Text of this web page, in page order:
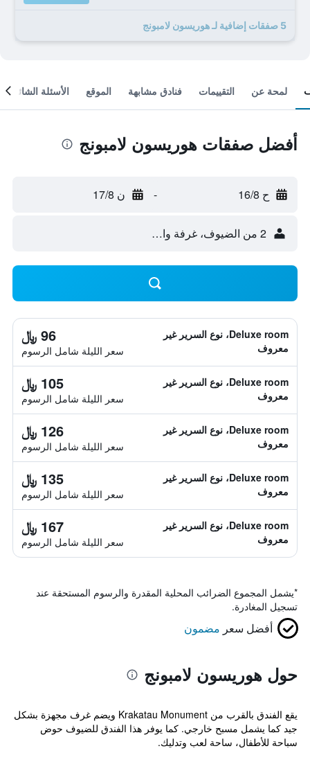
5 صفقات إضافية لـ هوريسون لامبونج
لمحة عن التقييمات فنادق مشابهة الموقع الأسئلة الشائعة
أفضل صفقات هوريسون لامبونج
ح 16/8 - ن 17/8
2 من الضيوف، غرفة واحدة
Deluxe room، نوع السرير غير
معروف
96 ﷼
سعر الليلة شامل الرسوم
Deluxe room، نوع السرير غير
معروف
105 ﷼
سعر الليلة شامل الرسوم
Deluxe room، نوع السرير غير
معروف
126 ﷼
سعر الليلة شامل الرسوم
Deluxe room، نوع السرير غير
معروف
135 ﷼
سعر الليلة شامل الرسوم
Deluxe room، نوع السرير غير
معروف
167 ﷼
سعر الليلة شامل الرسوم
*يشمل المجموع الضرائب المحلية المقدرة والرسوم المستحقة عند
تسجيل المغادرة.
أفضل سعر مضمون
حول هوريسون لامبونج
يقع الفندق بالقرب من Krakatau Monument ويضم غرف مجهزة بشكل
جيد كما يشمل مسبح خارجي. كما يوفر هذا الفندق للضيوف حوض
سباحة للأطفال، ساحة لعب وتدليك.